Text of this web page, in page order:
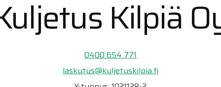
Kilpiä
0400 654 771
laskutus@kuljetuskilpia.fi